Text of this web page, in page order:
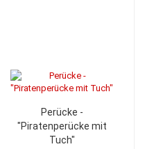
Perücke -
"Piratenperücke mit
Tuch"